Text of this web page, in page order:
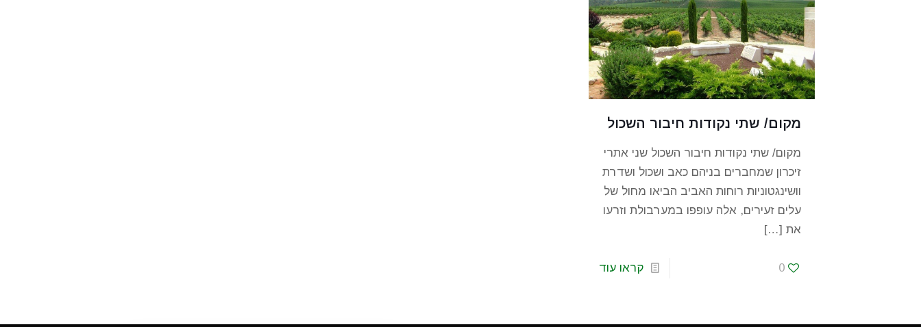
מקום/ שתי נקודות חיבור השכול
מקום/ שתי נקודות חיבור השכול שני אתרי
זיכרון שמחברים בניהם כאב ושכול ושדרת
וושינגטוניות רוחות האביב הביאו מחול של
עלים זעירים, אלה עופפו במערבולת וזרעו
את[…]
0 קראו עוד